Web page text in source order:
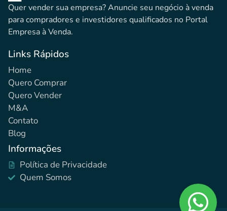
Quer vender sua empresa? Anuncie seu negócio à venda
para compradores e investidores qualificados no Portal
Empresa à Venda.
Links Rápidos
Home
Quero Comprar
Quero Vender
M&A
Contato
Blog
Informações
Política de Privacidade
Quem Somos